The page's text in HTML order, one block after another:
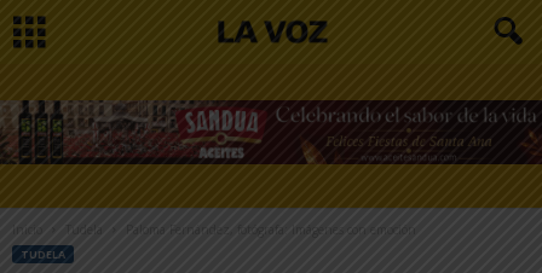
Inicio Tudela Paloma Fernández, fotógrafa: Imágenes con emoción
TUDELA